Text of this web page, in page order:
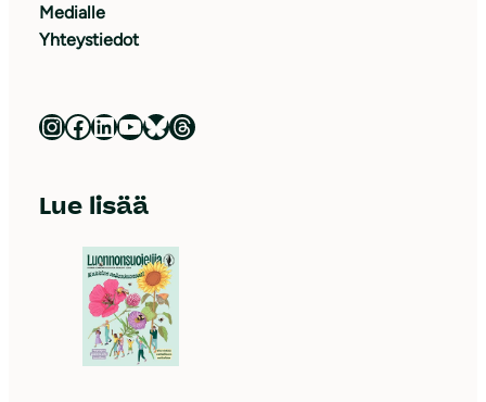
Medialle
Yhteystiedot
Luonnonsuojeluliitto Instagramissa Luonnonsuojeluliitto Facebookissa Luonnonsuojeluliitto LinkedInissä Luonnonsuojeluliiton YouTube-kanava Luonnonsuojeluliitto Blueskyssa Luonnonsuojeluliitto Threadsissa
Lue lisää